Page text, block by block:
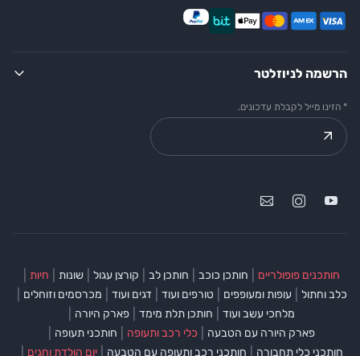
הרשמה לניוזלטר
* הזינו מייל לקבלת עדכונים.
חותכנים פופולריים חותכן כוכב חותכן לב קורצן עגול שונות חיות
כלב וחתול עופות ומעופפים טורפים ועוד דגים ועוד מכרסמים וזוחלים
מלחכי עשב ועוד חותכן תלת מימד פארק היורה
פארק היורה עם הטבעה כלי רכב ותעופה חותכני תעופה
חותכני כלי תחבורה חותכני רכב ותעופה עם הטבעה יום הולדת וחגים